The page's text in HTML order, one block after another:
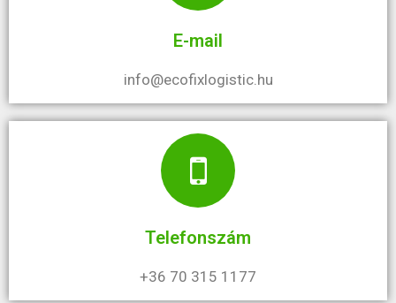
E-mail
info@ecofixlogistic.hu
Telefonszám
+36 70 315 1177